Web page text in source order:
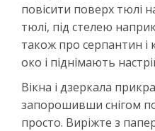
повісити поверх тюлі
тюлі, під стелею
також про серпантин і
око і піднімають
Вікна і дзеркала
запорошивши снігом
просто. Виріжте з